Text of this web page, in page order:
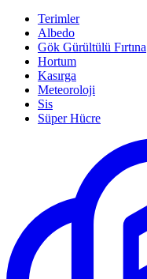
Terimler
Albedo
Gök Gürültülü Fırtına
Hortum
Kasırga
Meteoroloji
Sis
Süper Hücre